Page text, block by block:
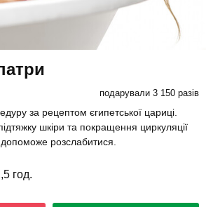
подарували 3 150 разів
за рецептом єгипетської цариці.
шкіри та покращення циркуляції
розслабитися.
год.